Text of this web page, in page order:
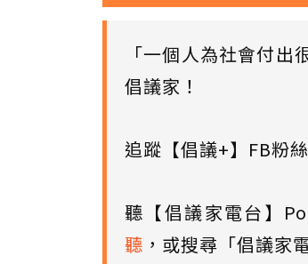
「一個人為社會付
倡議家！
追蹤【倡議+】FB粉絲
聽【倡議家電台】
聽 ，或搜尋「倡議家